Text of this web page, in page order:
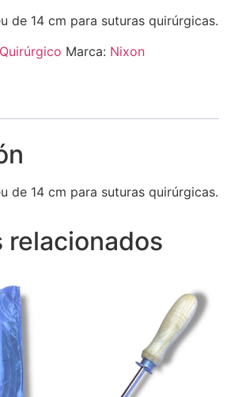
de 14 cm para suturas quirúrgicas.
Marca: Nixon
de 14 cm para suturas quirúrgicas.
relacionados